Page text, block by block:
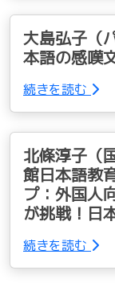
大島弘子（
本語の感嘆
続きを読む
北條淳子（
館日本語教
プ：外国人
が挑戦！日
続きを読む